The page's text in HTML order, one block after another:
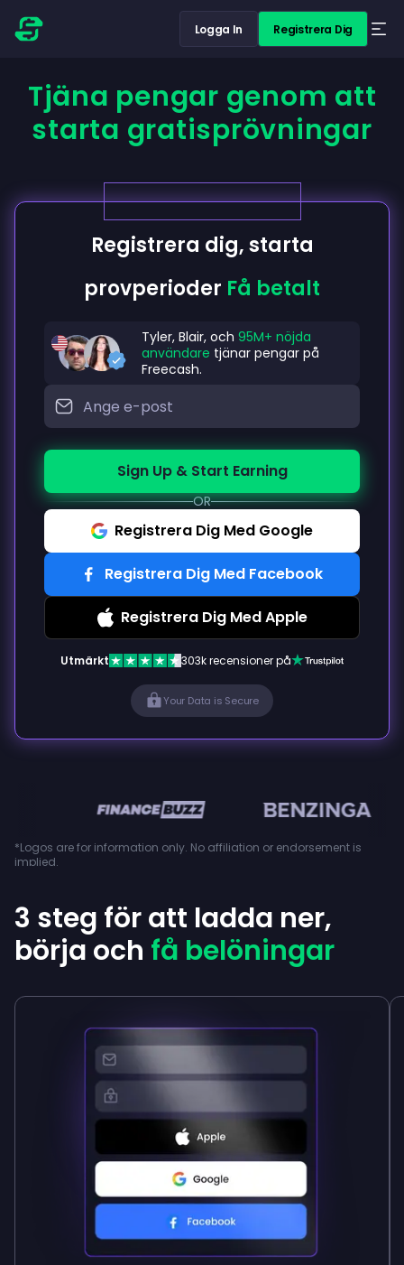
Logga In Registrera Dig
Tjäna pengar genom att
starta gratisprövningar
Registrera dig, starta
provperioder Få betalt
Tyler, Blair, och 95M+ nöjda
användare tjänar pengar på
Freecash.
Sign Up & Start Earning
OR
Registrera Dig Med Google
Registrera Dig Med Facebook
Registrera Dig Med Apple
Utmärkt 303k recensioner på
Your Data is Secure
*Logos are for information only. No affiliation or endorsement is
implied.
3 steg för att ladda ner,
börja och få belöningar